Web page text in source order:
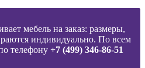
мебель на заказ: размеры,
индивидуально. По всем
телефону +7 (499) 346-86-51